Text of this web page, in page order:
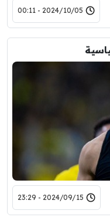
2024/10/05 - 00:11
2024/09/15 - 23:29